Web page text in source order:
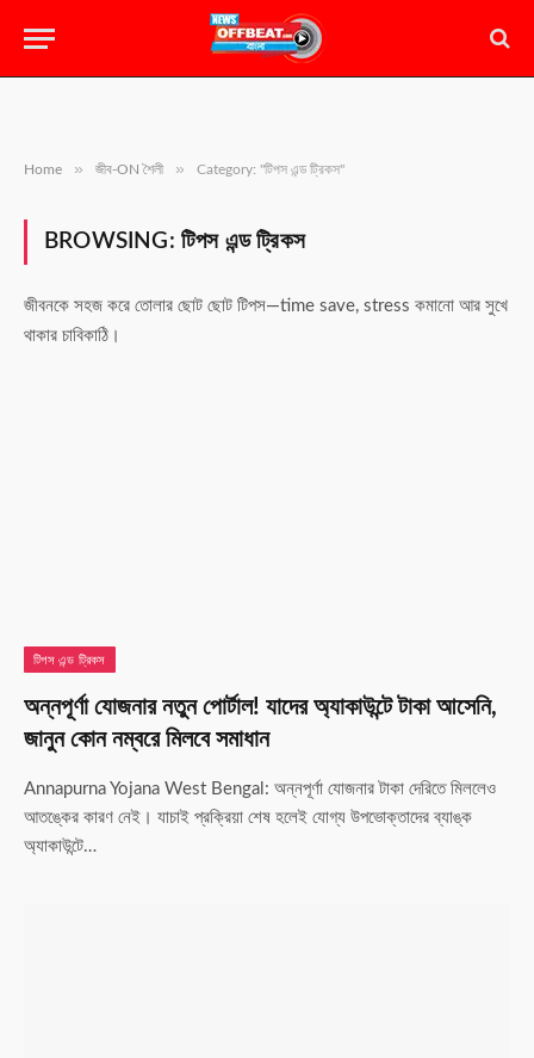
Home » জীব-ON শৈলী » Category: "টিপস এন্ড ট্রিকস"
BROWSING: টিপস এন্ড ট্রিকস
জীবনকে সহজ করে তোলার ছোট ছোট টিপস—time save, stress কমানো আর সুখে
থাকার চাবিকাঠি।
টিপস এন্ড ট্রিকস
অন্নপূর্ণা যোজনার নতুন পোর্টাল! যাদের অ্যাকাউন্টে টাকা আসেনি,
জানুন কোন নম্বরে মিলবে সমাধান
Annapurna Yojana West Bengal: অন্নপূর্ণা যোজনার টাকা দেরিতে মিললেও
আতঙ্কের কারণ নেই। যাচাই প্রক্রিয়া শেষ হলেই যোগ্য উপভোক্তাদের ব্যাঙ্ক
অ্যাকাউন্টে…